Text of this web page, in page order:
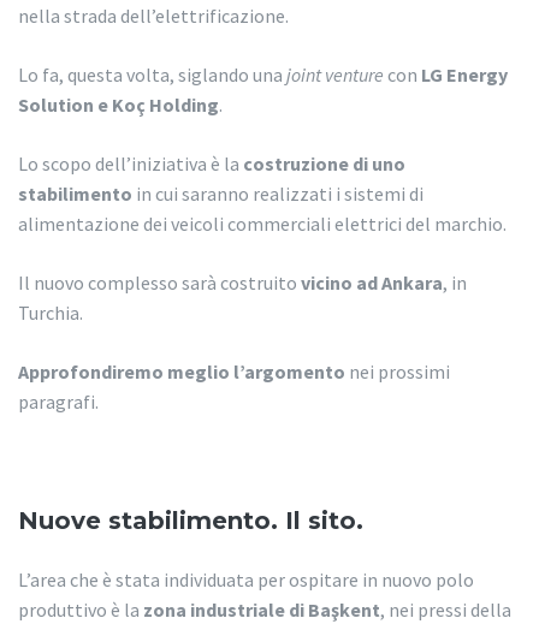
nella strada dell’elettrificazione.
Lo fa, questa volta, siglando una joint venture con LG Energy
Solution e Koç Holding.
Lo scopo dell’iniziativa è la costruzione di uno
stabilimento in cui saranno realizzati i sistemi di
alimentazione dei veicoli commerciali elettrici del marchio.
Il nuovo complesso sarà costruito vicino ad Ankara, in
Turchia.
Approfondiremo meglio l’argomento nei prossimi
paragrafi.
Nuove stabilimento. Il sito.
L’area che è stata individuata per ospitare in nuovo polo
produttivo è la zona industriale di Başkent, nei pressi della